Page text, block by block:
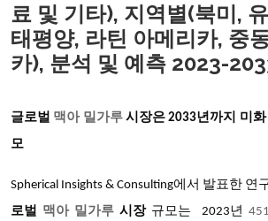
료 및 기타), 지역별(북미,
태평양, 라틴 아메리카, 중
카), 분석 및 예측 2023-
글로벌 맥아 밀가루시장은 2033년까지 미
모
Spherical Insights & Consulting에서 발표한 연
로벌 맥아 밀가루 시장규모는 2023년